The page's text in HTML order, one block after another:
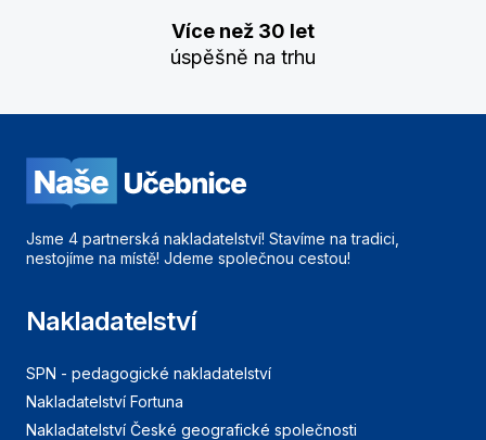
Více než 30 let
úspěšně na trhu
Jsme 4 partnerská nakladatelství! Stavíme na tradici,
nestojíme na místě! Jdeme společnou cestou!
Nakladatelství
SPN - pedagogické nakladatelství
Nakladatelství Fortuna
Nakladatelství České geografické společnosti